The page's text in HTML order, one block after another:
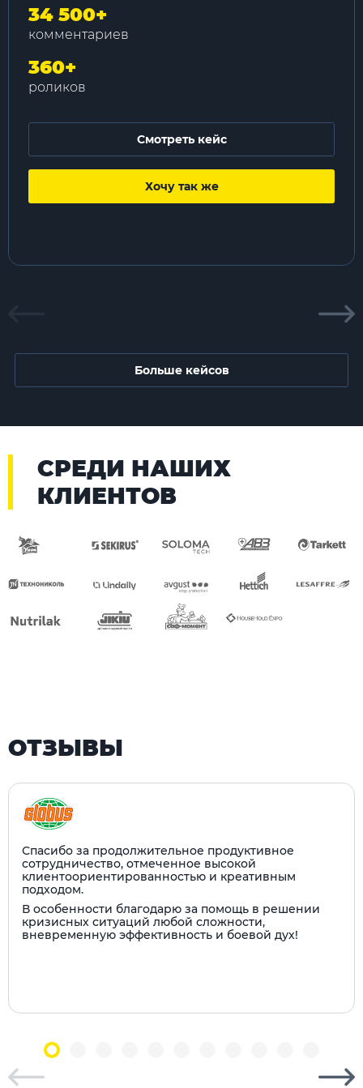
34 500+
комментариев
360+
роликов
Смотреть кейс
Хочу так же
Больше кейсов
СРЕДИ НАШИХ
КЛИЕНТОВ
ОТЗЫВЫ
Спасибо за продолжительное продуктивное
сотрудничество, отмеченное высокой
клиентоориентированностью и креативным
подходом.
В особенности благодарю за помощь в решении
кризисных ситуаций любой сложности,
вневременную эффективность и боевой дух!